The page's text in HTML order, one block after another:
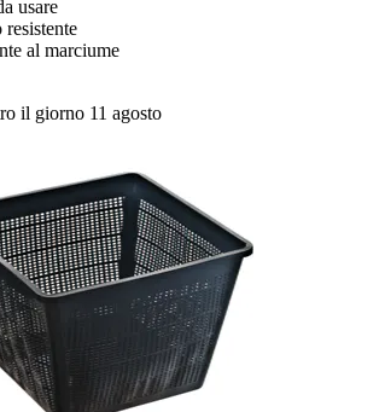
usare
resistente
al marciume
il giorno 11 agosto